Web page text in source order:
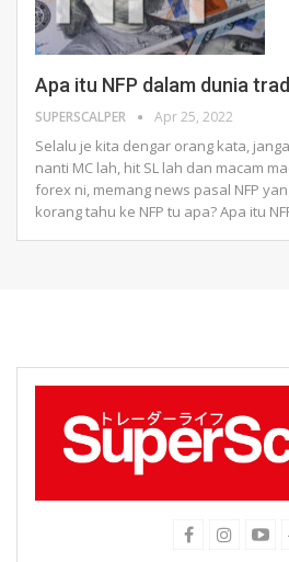
Apa itu NFP dalam dunia
SUPERSCALPER Apr 25, 2022
Selalu je kita dengar orang kata,
nanti MC lah, hit SL lah dan macam
forex ni, memang news pasal NFP
korang tahu ke NFP tu apa?Apa itu